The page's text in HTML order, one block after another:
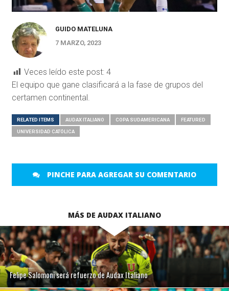
GUIDO MATELUNA
7 MARZO, 2023
Veces leído este post: 4
El equipo que gane clasificará a la fase de grupos del
certamen continental.
RELATED ITEMS AUDAX ITALIANO COPA SUDAMERICANA FEATURED
UNIVERSIDAD CATÓLICA
PINCHE PARA AGREGAR SU COMENTARIO
MÁS DE AUDAX ITALIANO
Felipe Salomoni será refuerzo de Audax Italiano